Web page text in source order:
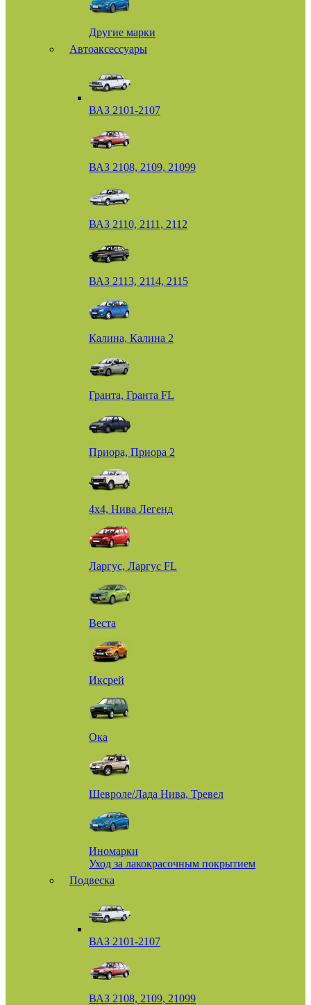
Другие марки
Автоаксессуары
ВАЗ 2101-2107
ВАЗ 2108, 2109, 21099
ВАЗ 2110, 2111, 2112
ВАЗ 2113, 2114, 2115
Калина, Калина 2
Гранта, Гранта FL
Приора, Приора 2
4х4, Нива Легенд
Ларгус, Ларгус FL
Веста
Иксрей
Ока
Шевроле/Лада Нива, Тревел
Иномарки
Уход за лакокрасочным покрытием
Подвеска
ВАЗ 2101-2107
ВАЗ 2108, 2109, 21099